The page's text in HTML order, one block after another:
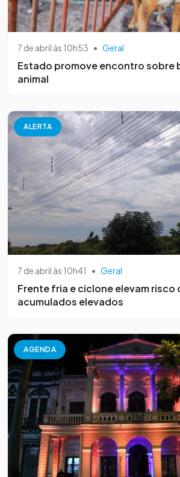
7 de abril às 10h53 • Geral
Estado promove encontro sobre
animal
ALERTA
7 de abril às 10h41 • Geral
Frente fria e ciclone elevam risco
acumulados elevados
AGENDA